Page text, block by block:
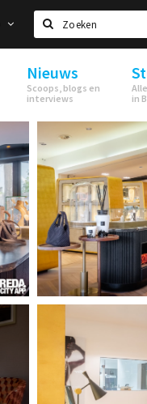
Zoeken
Nieuws
Scoops, blogs en
interviews
in